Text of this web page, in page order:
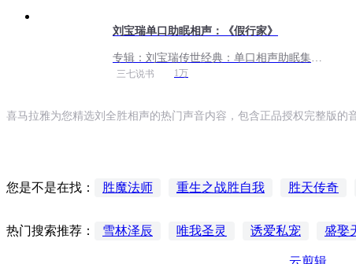
刘宝瑞单口助眠相声：《假行家》
专辑： 刘宝瑞传世经典：单口相声助眠集，
解压笑谈间治愈身心
三七说书 1万
喜马拉雅为您精选刘全胜相声的热门声音内容，包含正品授权完整版的
您是不是在找： 胜魔法师 重生之战胜自我 胜天传奇
海贼王之战无不胜 三国之千古一帝王刘文
热门搜索推荐： 雪林泽辰 唯我圣灵 诱爱私宠 盛娶